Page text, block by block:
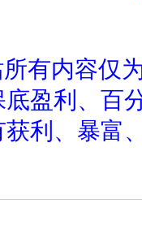
所有内容仅
底盈利、百
获利、暴富